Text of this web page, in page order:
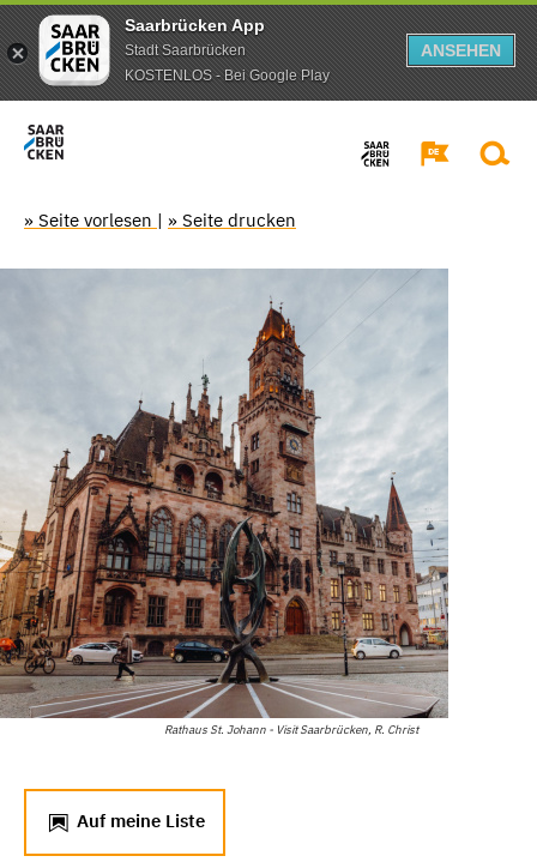
Saarbrücken App
Stadt Saarbrücken
KOSTENLOS - Bei Google Play
ANSEHEN
» Seite vorlesen | » Seite drucken
Rathaus St. Johann - Visit Saarbrücken, R. Christ
Auf meine Liste